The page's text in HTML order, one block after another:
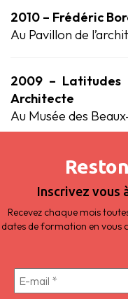
2010 – Frédéric
Au Pavillon de
2009 – Latitudes
Architecte
Au Musée des
Inscrivez vous
Recevez chaque mois
dates de formation en vous